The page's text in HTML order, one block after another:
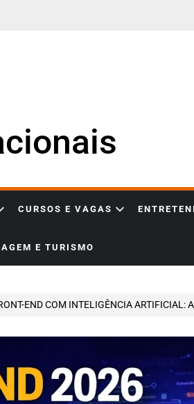
CURSOS E VAGAS
E TURISMO
INTELIGÊNCIA ARTIFICIAL: APRENDA HTML, CSS E JAVASCRIPT EM 4 AULAS GRATUITAS E